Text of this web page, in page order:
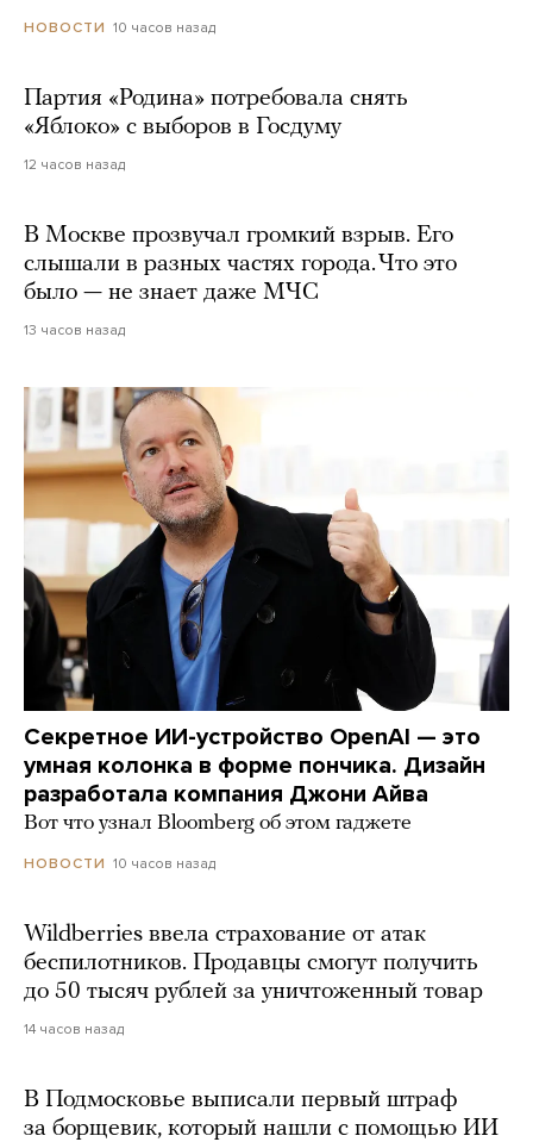
НОВОСТИ 10 часов назад
Партия «Родина» потребовала снять
«Яблоко» с выборов в Госдуму
12 часов назад
В Москве прозвучал громкий взрыв. Его
слышали в разных частях города. Что это
было — не знает даже МЧС
13 часов назад
Секретное ИИ-устройство OpenAI — это
умная колонка в форме пончика. Дизайн
разработала компания Джони Айва
Вот что узнал Bloomberg об этом гаджете
НОВОСТИ 10 часов назад
Wildberries ввела страхование от атак
беспилотников. Продавцы смогут получить
до 50 тысяч рублей за уничтоженный товар
14 часов назад
В Подмосковье выписали первый штраф
за борщевик, который нашли с помощью ИИ